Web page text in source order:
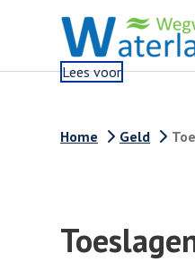
Lees voor
Home Geld